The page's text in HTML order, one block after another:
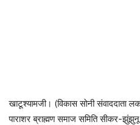
खाटूश्यामजी। (विकास सोनी संवाददाता
पाराशर ब्राह्मण समाज समिति सीकर-